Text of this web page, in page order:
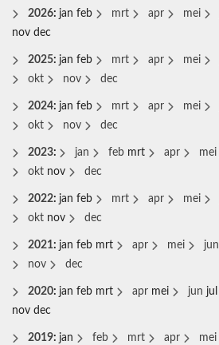
2026: jan feb mrt apr mei
nov dec
2025: jan feb mrt apr mei
okt
nov dec
2024: jan feb mrt apr mei
okt
nov dec
2023: jan feb mrt apr mei
okt nov dec
2022: jan feb mrt apr mei
okt nov dec
2021: jan feb mrt apr mei jun
nov
dec
2020: jan feb mrt apr mei jun jul
nov dec
2019: jan feb mrt apr mei